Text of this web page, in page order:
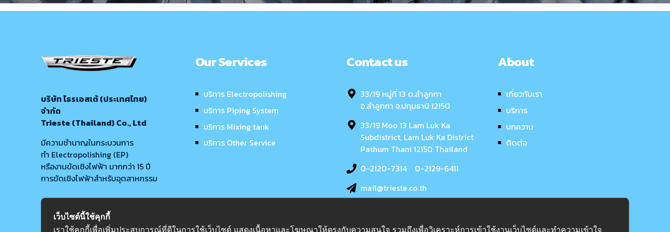
บริษัท ไธรเอสเต้ (ประเทศไทย)
จำกัด
Trieste (Thailand) Co., Ltd
มีความชำนาญในกระบวนการ
ทำ Electropolishing (EP)
หรืองานขัดเชิงไฟฟ้า มากกว่า 15 ปี
การขัดเชิงไฟฟ้าสำหรับอุตสาหกรรม
Our Services
บริการ Electropolishing
บริการ Piping System
บริการ Mixing tank
บริการ Other Service
Contact us
33/19 หมู่ที่ 13 ต.ลำลูกกา
อ.ลำลูกกา จ.ปทุมธานี 12150
33/19 Moo 13 Lam Luk Ka
Subdistrict, Lam Luk Ka District
Pathum Thani 12150 Thailand
0-2120-7314
0-2129-6411
mail@trieste.co.th
About
เกี่ยวกับเรา
บริการ
บทความ
ติดต่อ
เว็บไซต์นี้ใช้คุกกี้
เราใช้คุกกี้เพื่อเพิ่มประสบการณ์ที่ดีในการใช้เว็บไซต์ แสดงเนื้อหาและโฆษณาให้ตรงกับความสนใจ รวมถึงเพื่อวิเคราะห์การเข้าใช้งานเว็บไซต์และทำความเข้าใจ